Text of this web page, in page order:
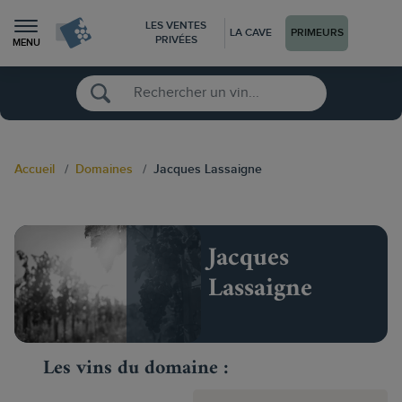
MENU
LES VENTES
PRIVÉES
LA CAVE PRIMEURS
Accueil Domaines Jacques Lassaigne
Jacques
Lassaigne
Les vins du domaine :